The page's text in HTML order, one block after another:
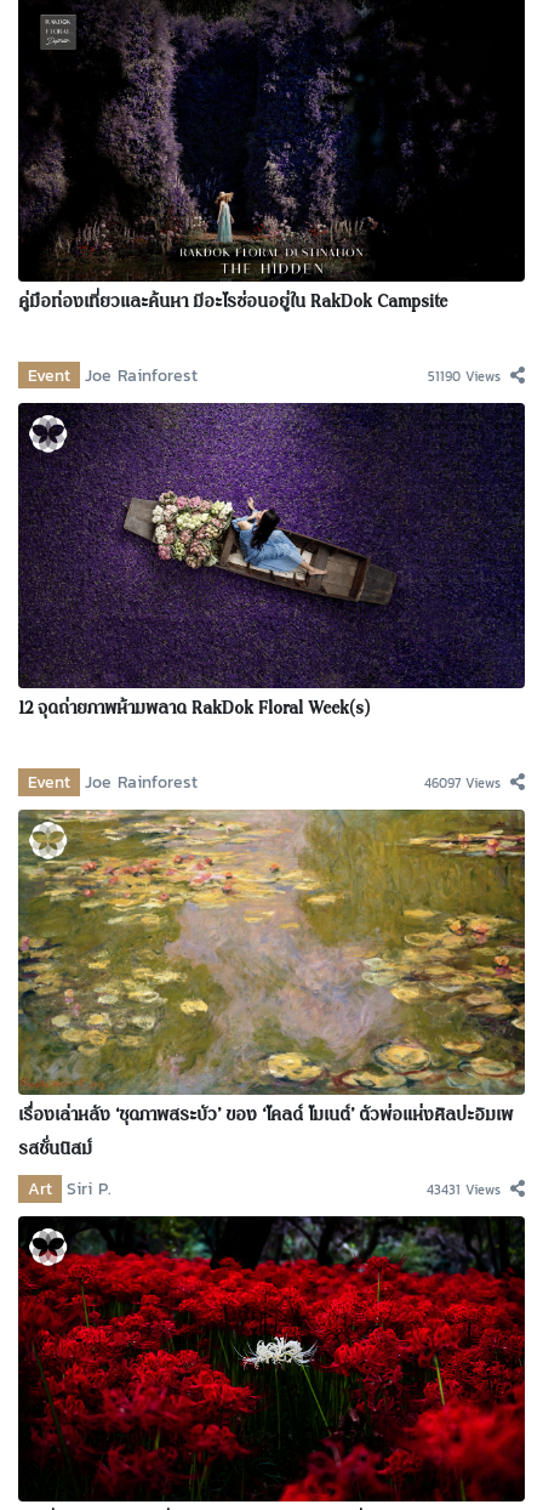
คู่มือท่องเที่ยวและค้นหา มีอะไรซ่อนอยู่ใน RakDok Campsite
Event Joe Rainforest 51190 Views
12 จุดถ่ายภาพห้ามพลาด RakDok Floral Week(s)
Event Joe Rainforest 46097 Views
เรื่องเล่าหลัง ‘ชุดภาพสระบัว’ ของ ‘โคลด์ โมเนต์’ ตัวพ่อแห่งศิลปะอิมเพ
รสชั่นนิสม์
Art Siri P. 43431 Views